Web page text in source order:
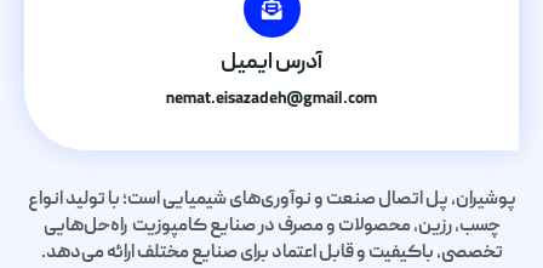
آدرس ایمیل
nemat.eisazadeh@gmail.com
پوشیران، پل اتصال صنعت و نوآوری‌های شیمیایی است؛ با تولید انواع
چسب، رزین، محصولات و مصرف در صنایع کامپوزیت راه‌حل‌هایی
تخصصی، باکیفیت و قابل اعتماد برای صنایع مختلف ارائه می‌دهد.